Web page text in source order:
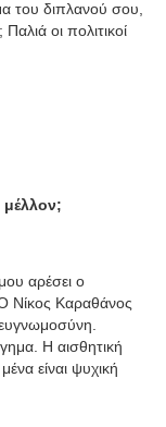
του διπλανού σου,
οι πολιτικοί
μέλλον;
αρέσει ο
Νίκος Καραθάνος
Η αισθητική
είναι ψυχική